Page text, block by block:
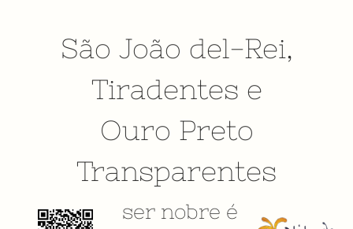
São João del-Rei,
Tiradentes e
Ouro Preto
Transparentes
ser nobre é